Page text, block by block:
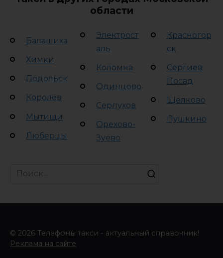
области
Балашиха
Химки
Подольск
Королёв
Мытищи
Люберцы
Электрост
аль
Коломна
Одинцово
Серпухов
Орехово-
Зуево
Красногор
ск
Сергиев
Посад
Щёлково
Пушкино
Search
© 2026 Телефоны такси - актуальный справочник!
Реклама на сайте